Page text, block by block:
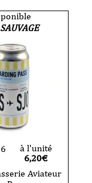
Levain
-
Nuance
75
cl
-
VP
à l'unité
6,20€
Aviateur